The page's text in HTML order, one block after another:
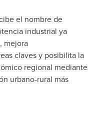
el nombre de
industrial ya
, mejora
claves y posibilita la
regional mediante
urbano-rural más